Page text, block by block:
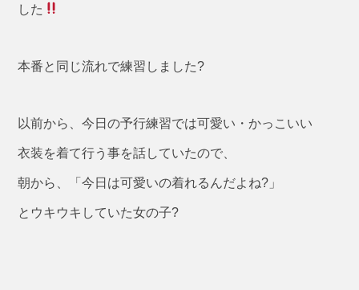
した
本番と同じ流れで練習しました?
以前から、今日の予行練習では可愛い・かっこいい
衣装を着て行う事を話していたので、
朝から、「今日は可愛いの着れるんだよね?」
とウキウキしていた女の子?